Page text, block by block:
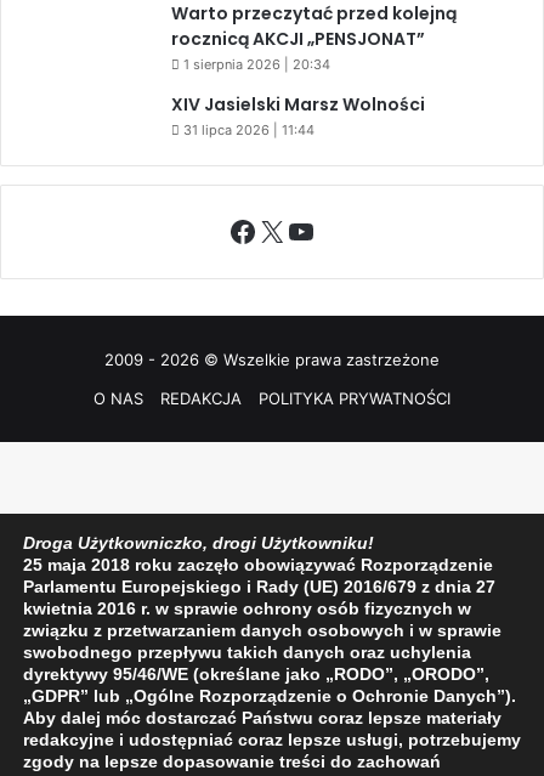
Warto przeczytać przed kolejną
rocznicą AKCJI „PENSJONAT”
1 sierpnia 2026 | 20:34
XIV Jasielski Marsz Wolności
31 lipca 2026 | 11:44
Facebook
X YouTube
2009 - 2026 © Wszelkie prawa zastrzeżone
O NAS
REDAKCJA POLITYKA PRYWATNOŚCI
Droga Użytkowniczko, drogi Użytkowniku!
25 maja 2018 roku zaczęło obowiązywać Rozporządzenie
Parlamentu Europejskiego i Rady (UE) 2016/679 z dnia 27
kwietnia 2016 r. w sprawie ochrony osób fizycznych w
związku z przetwarzaniem danych osobowych i w sprawie
swobodnego przepływu takich danych oraz uchylenia
dyrektywy 95/46/WE (określane jako „RODO”, „ORODO”,
„GDPR” lub „Ogólne Rozporządzenie o Ochronie Danych”).
Aby dalej móc dostarczać Państwu coraz lepsze materiały
redakcyjne i udostępniać coraz lepsze usługi, potrzebujemy
zgody na lepsze dopasowanie treści do zachowań